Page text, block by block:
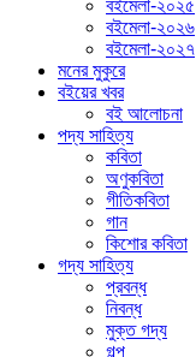
বইমেলা-২০২৫
বইমেলা-২০২৬
বইমেলা-২০২৭
মনের মুকুরে
বইয়ের খবর
বই আলোচনা
পদ্য সাহিত্য
কবিতা
অণুকবিতা
গীতিকবিতা
গান
কিশোর কবিতা
গদ্য সাহিত্য
প্রবন্ধ
নিবন্ধ
মুক্ত গদ্য
গল্প